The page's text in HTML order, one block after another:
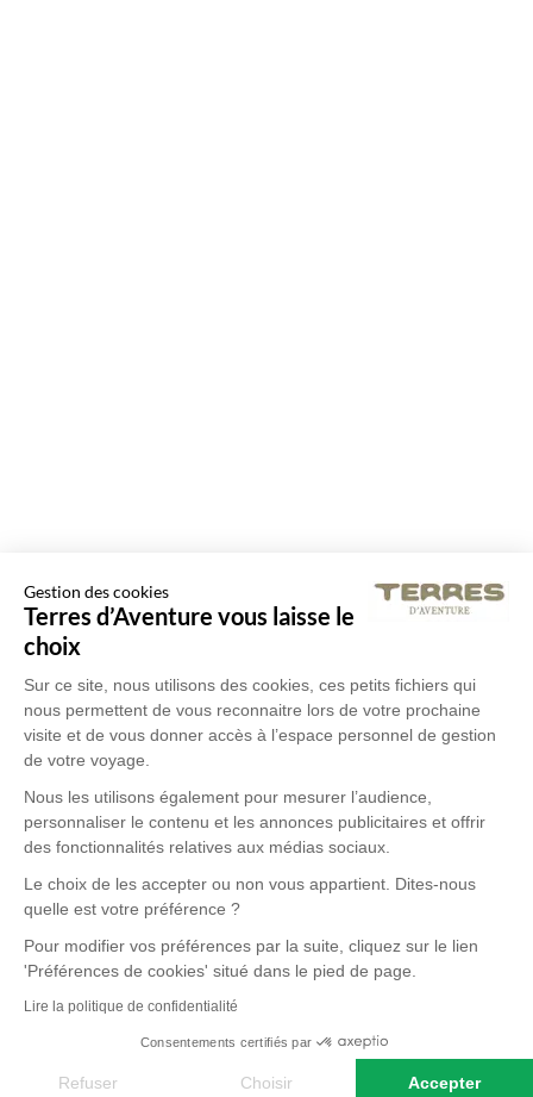
Gestion des cookies
Terres d’Aventure vous laisse le
choix
Sur ce site, nous utilisons des cookies, ces petits fichiers qui
nous permettent de vous reconnaitre lors de votre prochaine
visite et de vous donner accès à l’espace personnel de gestion
de votre voyage.
Nous les utilisons également pour mesurer l’audience,
personnaliser le contenu et les annonces publicitaires et offrir
des fonctionnalités relatives aux médias sociaux.
Le choix de les accepter ou non vous appartient. Dites-nous
quelle est votre préférence ?
Pour modifier vos préférences par la suite, cliquez sur le lien
'Préférences de cookies' situé dans le pied de page.
Lire la politique de confidentialité
Consentements certifiés par
Refuser Choisir Accepter